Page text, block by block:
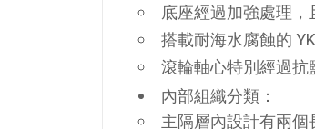
底座經過加強處理，
搭載耐海水腐蝕的
滾輪軸心特別經過抗
內部組織分類：
主隔層內設計有兩個